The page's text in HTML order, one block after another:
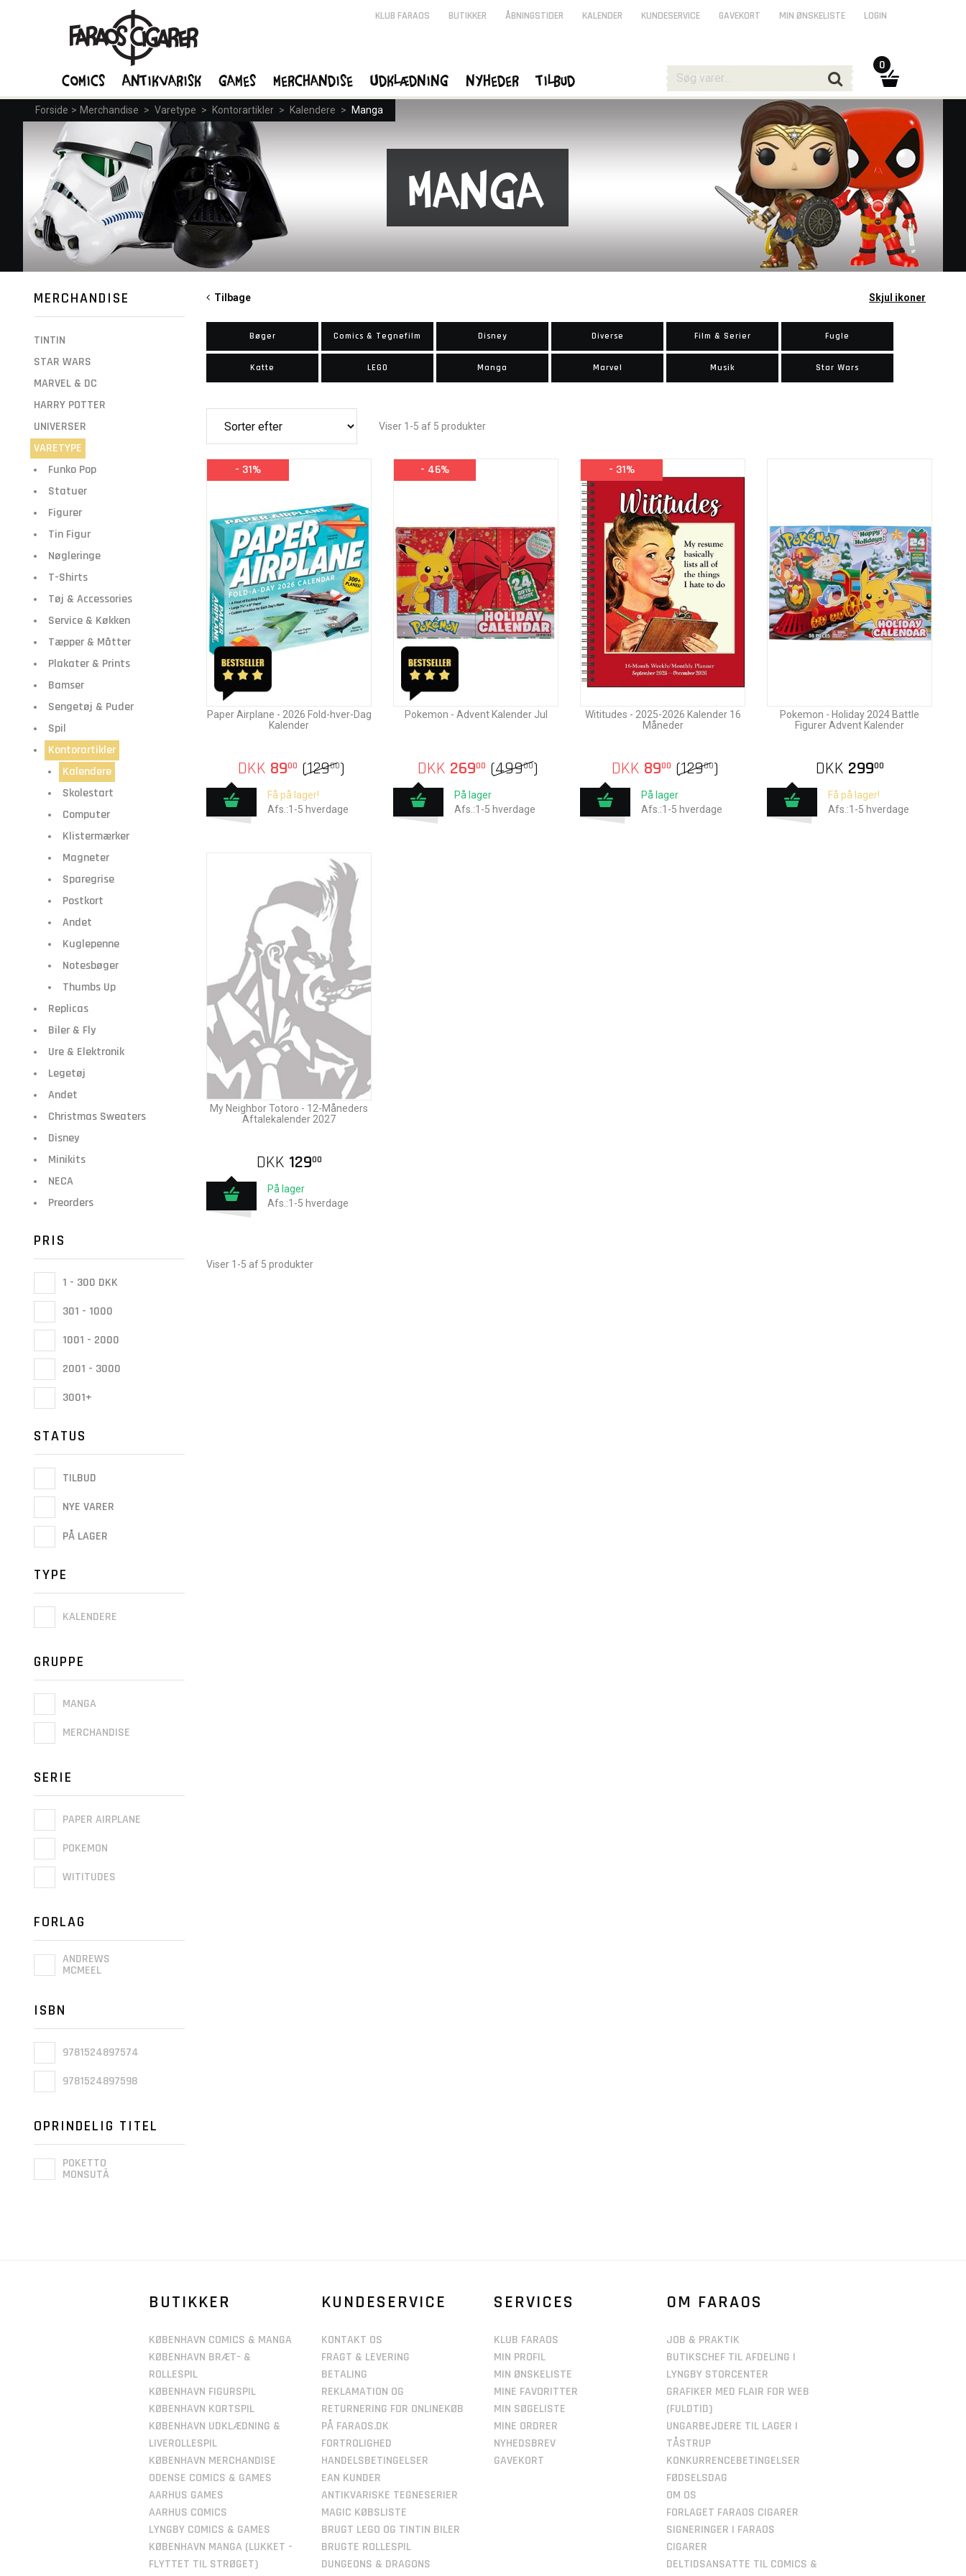
Forside > Merchandise > Varetype > Kontorartikler > Kalendere > Manga
Manga
MERCHANDISE
TINTIN
STAR WARS
MARVEL & DC
HARRY POTTER
UNIVERSER
VARETYPE
Funko Pop
Statuer
Figurer
Tin Figur
Nøgleringe
T-Shirts
Tøj & Accessories
Service & Køkken
Tæpper & Måtter
Plakater & Prints
Bamser
Sengetøj & Puder
Spil
Kontorartikler
Kalendere
Skolestart
Computer
Klistermærker
Magneter
Sparegrise
Postkort
Andet
Kuglepenne
Notesbøger
Thumbs Up
Replicas
Biler & Fly
Ure & Elektronik
Legetøj
Andet
Christmas Sweaters
Disney
Minikits
NECA
Preorders
PRIS
1 - 300 DKK
301 - 1000
1001 - 2000
2001 - 3000
3001+
STATUS
TILBUD
NYE VARER
PÅ LAGER
TYPE
KALENDERE
GRUPPE
MANGA
MERCHANDISE
SERIE
PAPER AIRPLANE
POKEMON
WITITUDES
FORLAG
ANDREWS
MCMEEL
ISBN
9781524897574
9781524897598
OPRINDELIG TITEL
POKETTO
MONSUTĀ
Skjul ikoner
Tilbage
Bøger Comics & Tegnefilm Disney Diverse Film & Serier Fugle
Katte LEGO Manga Marvel Musik Star Wars
Viser 1-5 af 5 produkter
- 31%
Paper Airplane - 2026 Fold-hver-Dag
Kalender
DKK 8900 (12900)
Få på lager!
Afs.:1-5 hverdage
- 46%
Pokemon - Advent Kalender Jul
DKK 26900 (49900)
På lager
Afs.:1-5 hverdage
- 31%
Wititudes - 2025-2026 Kalender 16
Måneder
DKK 8900 (12900)
På lager
Afs.:1-5 hverdage
Pokemon - Holiday 2024 Battle
Figurer Advent Kalender
DKK 29900
Få på lager!
Afs.:1-5 hverdage
My Neighbor Totoro - 12-Måneders
Aftalekalender 2027
DKK 12900
På lager
Afs.:1-5 hverdage
Viser 1-5 af 5 produkter
KLUB FARAOS BUTIKKER ÅBNINGSTIDER KALENDER KUNDESERVICE GAVEKORT MIN ØNSKELISTE LOGIN
Comics Antikvarisk Games Merchandise Udklædning Nyheder Tilbud
0
BUTIKKER
KØBENHAVN COMICS & MANGA
KØBENHAVN BRÆT- &
ROLLESPIL
KØBENHAVN FIGURSPIL
KØBENHAVN KORTSPIL
KØBENHAVN UDKLÆDNING &
LIVEROLLESPIL
KØBENHAVN MERCHANDISE
ODENSE COMICS & GAMES
AARHUS GAMES
AARHUS COMICS
LYNGBY COMICS & GAMES
KØBENHAVN MANGA (LUKKET -
FLYTTET TIL STRØGET)
KUNDESERVICE
KONTAKT OS
FRAGT & LEVERING
BETALING
REKLAMATION OG
RETURNERING FOR ONLINEKØB
PÅ FARAOS.DK
FORTROLIGHED
HANDELSBETINGELSER
EAN KUNDER
ANTIKVARISKE TEGNESERIER
MAGIC KØBSLISTE
BRUGT LEGO OG TINTIN BILER
BRUGTE ROLLESPIL
DUNGEONS & DRAGONS
SERVICES
KLUB FARAOS
MIN PROFIL
MIN ØNSKELISTE
MINE FAVORITTER
MIN SØGELISTE
MINE ORDRER
NYHEDSBREV
GAVEKORT
OM FARAOS
JOB & PRAKTIK
BUTIKSCHEF TIL AFDELING I
LYNGBY STORCENTER
GRAFIKER MED FLAIR FOR WEB
(FULDTID)
UNGARBEJDERE TIL LAGER I
TÅSTRUP
KONKURRENCEBETINGELSER
FØDSELSDAG
OM OS
FORLAGET FARAOS CIGARER
SIGNERINGER I FARAOS
CIGARER
DELTIDSANSATTE TIL COMICS &